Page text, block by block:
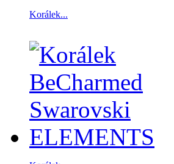
Korálek...